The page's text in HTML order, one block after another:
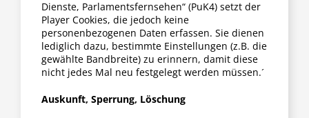
Dienste, Parlamentsfernsehen“ (PuK4) setzt der
Player Cookies, die jedoch keine
personenbezogenen Daten erfassen. Sie dienen
lediglich dazu, bestimmte Einstellungen (z.B. die
gewählte Bandbreite) zu erinnern, damit diese
nicht jedes Mal neu festgelegt werden müssen.´
Auskunft, Sperrung, Löschung